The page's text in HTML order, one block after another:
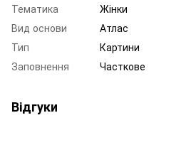
Тематика
Жінки
Вид основи
Атлас
Тип
Картини
Заповнення
Часткове
Відгуки